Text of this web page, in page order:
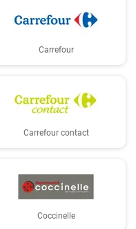
Carrefour
Carrefour contact
Coccinelle